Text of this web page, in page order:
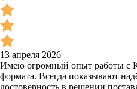
13 апреля 2026
Имею огромный опыт работы с
формата. Всегда показывают
достоверность в решении